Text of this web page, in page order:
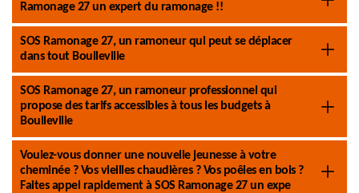
Ramonage 27 un expert du ramonage !!
SOS Ramonage 27, un ramoneur qui peut se déplacer
dans tout Boulleville
SOS Ramonage 27, un ramoneur professionnel qui
propose des tarifs accessibles à tous les budgets à
Boulleville
Voulez-vous donner une nouvelle jeunesse à votre
cheminée ? Vos vieilles chaudières ? Vos poêles en bois ?
Faites appel rapidement à SOS Ramonage 27 un expe